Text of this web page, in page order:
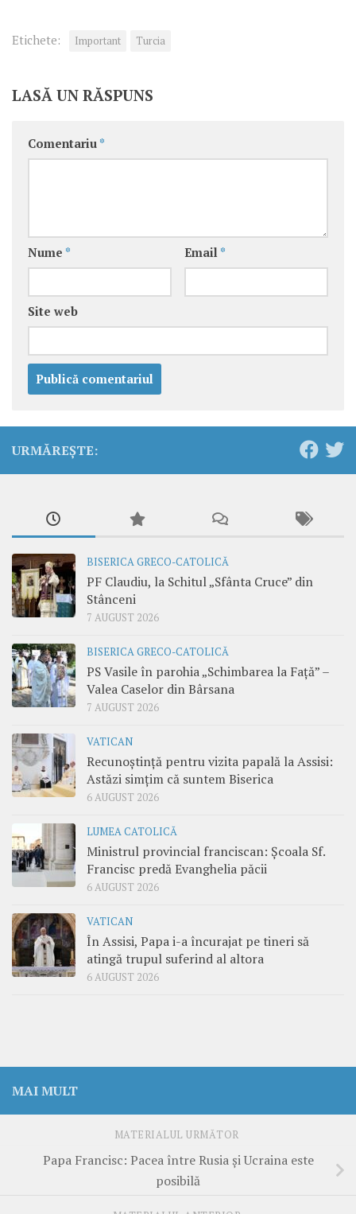
Etichete: Important Turcia
LASĂ UN RĂSPUNS
Comentariu *
Nume * Email *
Site web
URMĂREȘTE:
BISERICA GRECO-CATOLICĂ
PF Claudiu, la Schitul „Sfânta Cruce” din
Stânceni
7 AUGUST 2026
BISERICA GRECO-CATOLICĂ
PS Vasile în parohia „Schimbarea la Față” –
Valea Caselor din Bârsana
7 AUGUST 2026
VATICAN
Recunoștință pentru vizita papală la Assisi:
Astăzi simțim că suntem Biserica
6 AUGUST 2026
LUMEA CATOLICĂ
Ministrul provincial franciscan: Școala Sf.
Francisc predă Evanghelia păcii
6 AUGUST 2026
VATICAN
În Assisi, Papa i-a încurajat pe tineri să
atingă trupul suferind al altora
6 AUGUST 2026
MAI MULT
MATERIALUL URMĂTOR
Papa Francisc: Pacea între Rusia și Ucraina este
posibilă